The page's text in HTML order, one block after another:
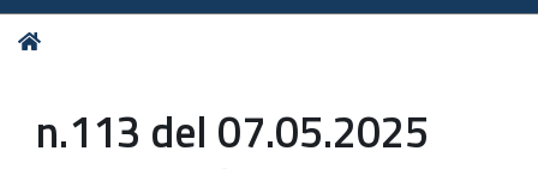
Tu
n.113 del 07.05.2025